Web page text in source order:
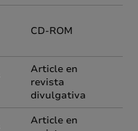
CD-ROM
Article en
revista
divulgativa
Article en